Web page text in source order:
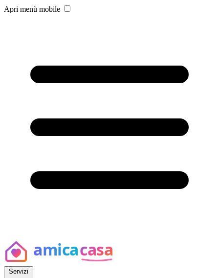
Apri menù mobile
Servizi